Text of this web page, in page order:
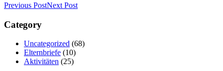
Previous PostNext Post
Category
Uncategorized (68)
Elternbriefe (10)
Aktivitäten (25)